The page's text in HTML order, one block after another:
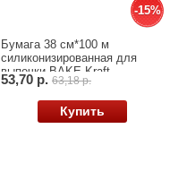
-15%
-15%
Бумага 38 см*100 м
силиконизированная для
выпечки BAKE Kraft,
53,70 р. 63,18 р.
Купить